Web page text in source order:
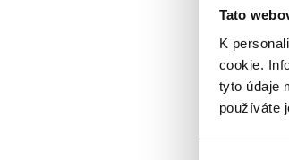
Tato
K
cookie.
tyto údaje
používáte